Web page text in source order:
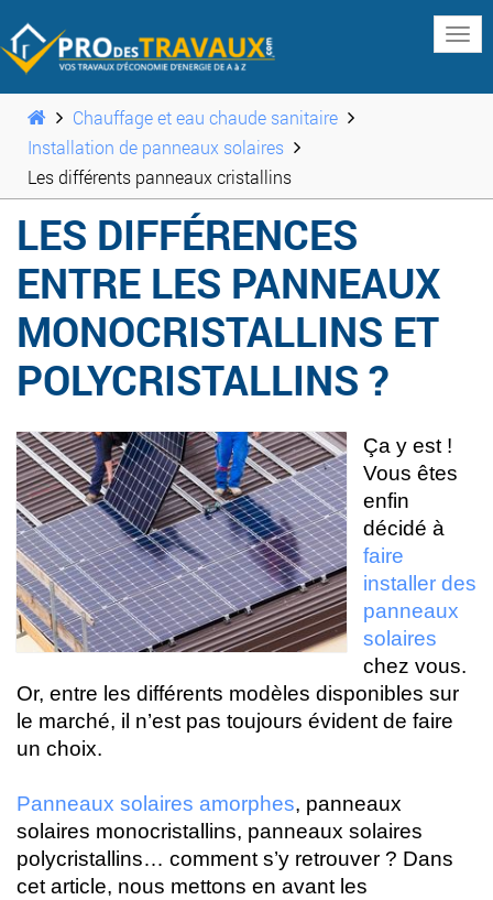
Chauffage et eau chaude sanitaire
Installation de panneaux solaires
Les différents panneaux cristallins
LES DIFFÉRENCES
ENTRE LES PANNEAUX
MONOCRISTALLINS ET
POLYCRISTALLINS ?
Ça y est !
Vous êtes
enfin
décidé à
faire
installer des
panneaux
solaires
chez vous.
Or, entre les différents modèles disponibles sur
le marché, il n’est pas toujours évident de faire
un choix.
Panneaux solaires amorphes, panneaux
solaires monocristallins, panneaux solaires
polycristallins… comment s’y retrouver ? Dans
cet article, nous mettons en avant les